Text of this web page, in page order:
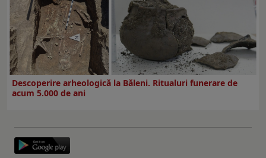
Descoperire arheologică la Băleni. Ritualuri funerare de
acum 5.000 de ani